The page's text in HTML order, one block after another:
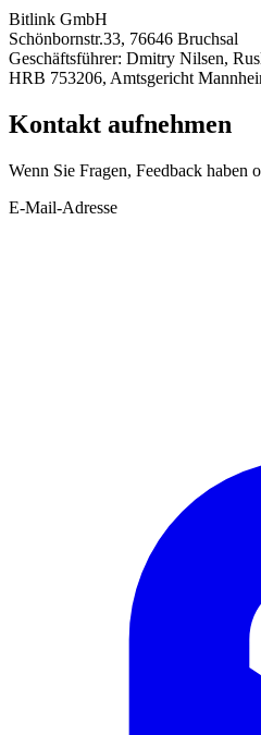
Bitlink GmbH
Schönbornstr.33, 76646 Bruchsal
Geschäftsführer: Dmitry Nilsen,
HRB 753206, Amtsgericht
Kontakt aufnehmen
Wenn Sie Fragen, Feedback haben
E-Mail-Adresse